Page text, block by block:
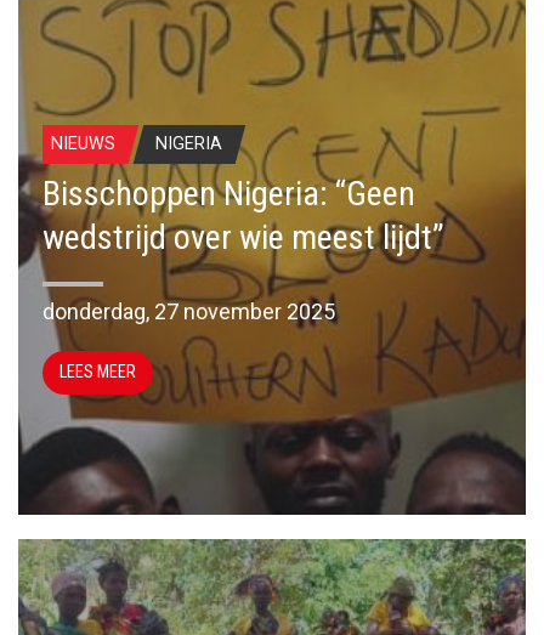
NIEUWS NIGERIA
Bisschoppen Nigeria: “Geen
wedstrijd over wie meest lijdt”
donderdag, 27 november 2025
LEES MEER